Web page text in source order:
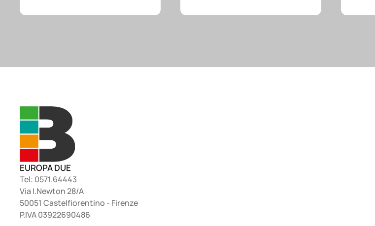
EUROPA DUE
Tel: 0571.64443
Via I.Newton 28/A
50051 Castelfiorentino - Firenze
P.IVA 03922690486